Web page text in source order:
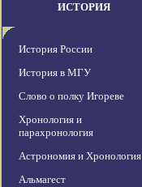
ИСТОРИЯ
История России
История в МГУ
Слово о полку Игореве
Хронология и
парахронология
Астрономия и Хронология
Альмагест